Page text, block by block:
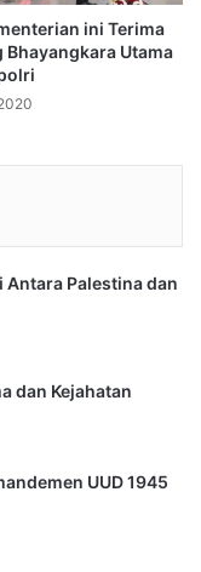
ini Terima
Bhayangkara Utama
Antara Palestina dan
dan Kejahatan
UUD 1945